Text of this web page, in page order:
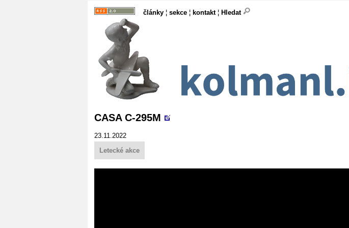
články ¦ sekce ¦ kontakt¦ Hledat
CASA C-295M
23.11.2022
Letecké akce